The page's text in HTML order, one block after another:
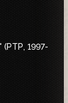
(РТР, 1997-